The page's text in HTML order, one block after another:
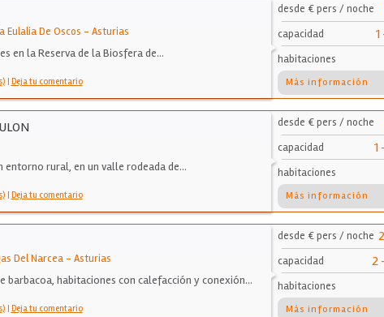
Eulalia De Oscos - Asturias
en la Reserva de la Biosfera de…
| Deja tu comentario
desde € pers / noche
capacidad
habitaciones
Más información
entorno rural, en un valle rodeada de…
| Deja tu comentario
desde € pers / noche
capacidad 1
habitaciones
Más información
Del Narcea- Asturias
barbacoa, habitaciones con calefacción y conexión…
| Deja tu comentario
desde € pers / noche
capacidad 2
habitaciones
Más información